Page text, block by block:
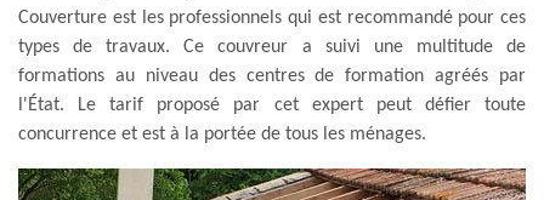
Couverture est les professionnels qui est recommandé pour ces
types de travaux. Ce couvreur a suivi une multitude de
formations au niveau des centres de formation agréés par
l'État. Le tarif proposé par cet expert peut défier toute
concurrence et est à la portée de tous les ménages.